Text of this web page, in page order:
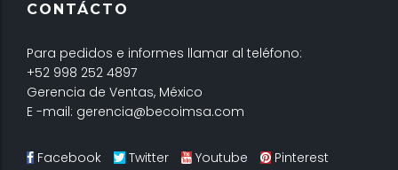
CONTÁCTO
Para pedidos e informes llamar al teléfono:
+52 998 252 4897
Gerencia de Ventas, México
E -mail: gerencia@becoimsa.com
Facebook Twitter Youtube
Pinterest